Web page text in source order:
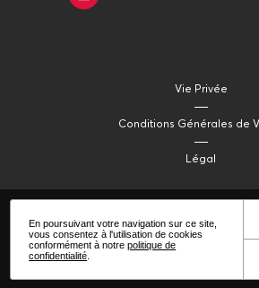
Vie Privée
Conditions Générales de
Légal
En poursuivant votre navigation sur ce site,
vous consentez à l'utilisation de cookies
conformément à notrepolitique de
confidentialité